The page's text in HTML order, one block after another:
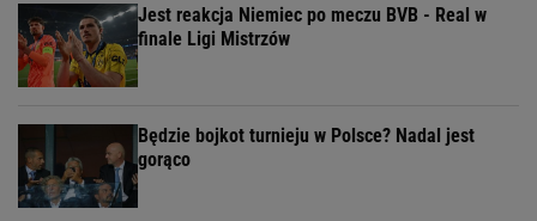
Jest reakcja Niemiec po meczu BVB - Real w
finale Ligi Mistrzów
Będzie bojkot turnieju w Polsce? Nadal jest
gorąco